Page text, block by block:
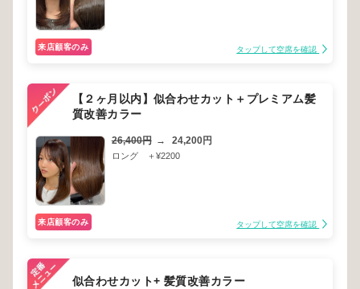
来店顧客のみ タップして空席を確認
【２ヶ月以内】似合わせカット＋プレミアム髪
質改善カラー
26,400円 → 24,200円
ロング ＋¥2200
来店顧客のみ タップして空席を確認
似合わせカット+ 髪質改善カラー